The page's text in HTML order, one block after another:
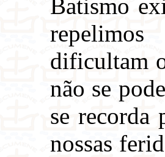
Batismo
dificultam
não se
se recorda
nossas